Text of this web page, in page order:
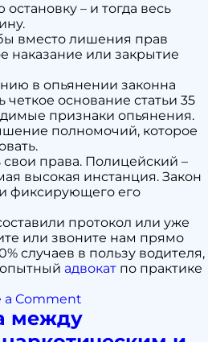
– и тогда весь
вместо лишения прав
наказание или закрытие
в опьянении законна
четкое основание статьи 35
признаки опьянения.
полномочий, которое
свои права. Полицейский –
высокая инстанция. Закон
фиксирующего его
протокол или уже
или звоните нам прямо
случаев в пользу водителя,
опытный адвокат по практике
a Comment
Когда
между